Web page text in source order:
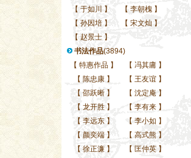
【 于如川 】 【 李朝槐 】
【 孙因培 】 【 宋文灿 】
【 赵景士 】
书法作品(3894)
【 特惠作品】 【 冯其庸 】
【 陈忠康】 【 王友谊 】
【 邵跃晰】 【 沈定庵 】
【 龙开胜】 【 李有来 】
【 李远东】 【 李小如 】
【 颜奕端】 【 高式熊 】
【 徐正濂】 【 匡仲英 】